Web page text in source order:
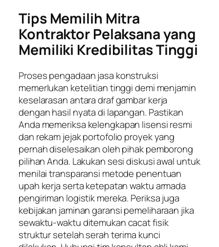
Tips Memilih Mitra
Kontraktor Pelaksana yang
Memiliki Kredibilitas Tinggi
Proses pengadaan jasa konstruksi
memerlukan ketelitian tinggi demi menjamin
keselarasan antara draf gambar kerja
dengan hasil nyata di lapangan. Pastikan
Anda memeriksa kelengkapan lisensi resmi
dan rekam jejak portofolio proyek yang
pernah diselesaikan oleh pihak pemborong
pilihan Anda. Lakukan sesi diskusi awal untuk
menilai transparansi metode penentuan
upah kerja serta ketepatan waktu armada
pengiriman logistik mereka. Periksa juga
kebijakan jaminan garansi pemeliharaan jika
sewaktu-waktu ditemukan cacat fisik
struktur setelah serah terima kunci